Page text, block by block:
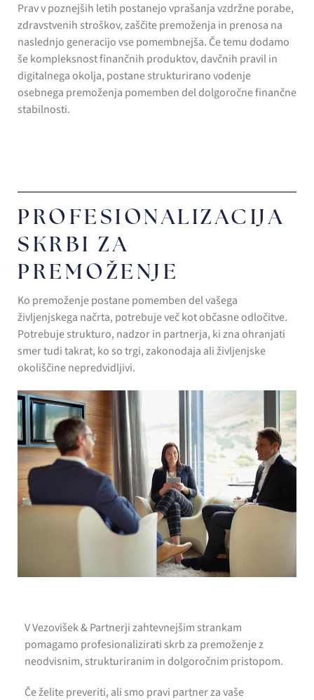
Prav v poznejših letih postanejo vprašanja vzdržne porabe,
zdravstvenih stroškov, zaščite premoženja in prenosa na
naslednjo generacijo vse pomembnejša. Če temu dodamo
še kompleksnost finančnih produktov, davčnih pravil in
digitalnega okolja, postane strukturirano vodenje
osebnega premoženja pomemben del dolgoročne finančne
stabilnosti.
PROFESIONALIZACIJA
SKRBI ZA
PREMOŽENJE
Ko premoženje postane pomemben del vašega
življenjskega načrta, potrebuje več kot občasne odločitve.
Potrebuje strukturo, nadzor in partnerja, ki zna ohranjati
smer tudi takrat, ko so trgi, zakonodaja ali življenjske
okoliščine nepredvidljivi.
V Vezovišek & Partnerji zahtevnejšim strankam
pomagamo profesionalizirati skrb za premoženje z
neodvisnim, strukturiranim in dolgoročnim pristopom.
Če želite preveriti, ali smo pravi partner za vaše